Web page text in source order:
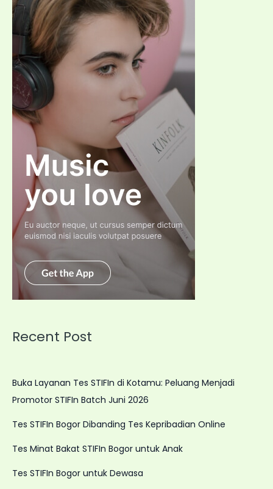
Recent Post
Buka Layanan Tes STIFIn di Kotamu: Peluang Menjadi
Promotor STIFIn Batch Juni 2026
Tes STIFIn Bogor Dibanding Tes Kepribadian Online
Tes Minat Bakat STIFIn Bogor untuk Anak
Tes STIFIn Bogor untuk Dewasa